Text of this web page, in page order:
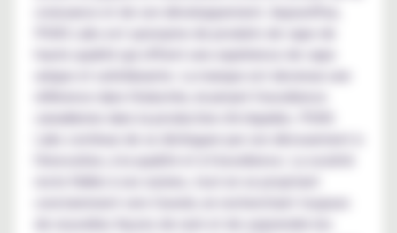
croissance et de son développement. Aujourd'hui,
PGVG Labs est synonyme de produits de vape de
haute qualité qui offrent une expérience de vape
unique et satisfaisante. La marque est devenue une
canadienne dans la production d'e-liquides. PGVG
Labs continue de se distinguer par son dévouement à
l'innovation, à la qualité et à l'excellence. La société
constamment vers l'avenir, en recherchant toujours